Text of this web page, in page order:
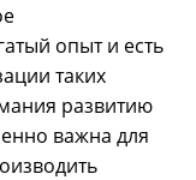
опыт и есть
таких
развитию
важна для